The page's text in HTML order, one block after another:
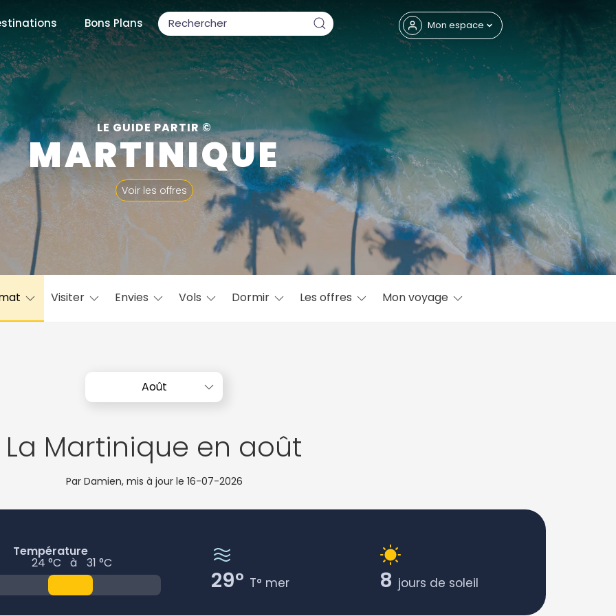
Bons Plans Mon espace
LE GUIDE PARTIR ©
MARTINIQUE
Voir les offres
Visiter Envies Vols Dormir Les offres Mon voyage
Août
La Martinique en août
Par Damien, mis à jour le 16-07-2026
Température
24 °C à 31 °C
29° T° mer 8 jours de soleil
Fermer
populaires
mois
Février Mars Avril Juillet Août
Septembre
Novembre